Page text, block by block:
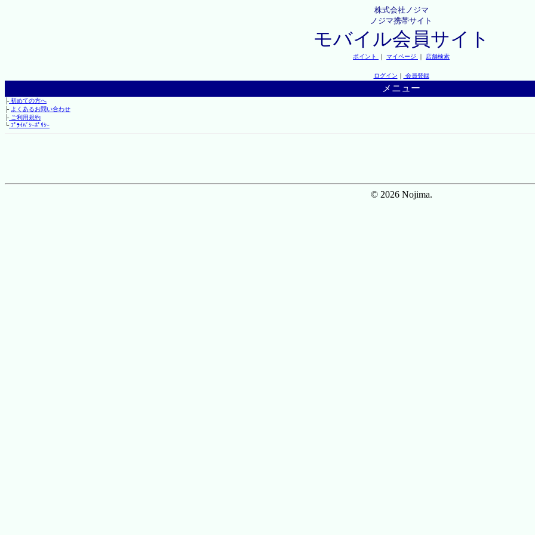
株式会社ノジマ
ノジマ携帯サイト
モバイル会員サイト
ポイント ｜ マイページ ｜ 店舗検索
ログイン ｜ 会員登録
メニュー
├初めての方へ
├ よくあるお問い合わせ
├ご利用規約
└ﾌﾟﾗｲﾊﾞｼｰﾎﾟﾘｼｰ
© 2026 Nojima.